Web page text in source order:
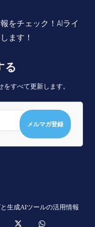
をチェック！AIライ
ます！
る
をすべて更新します。
メルマガ登録
と生成AIツールの活用情報